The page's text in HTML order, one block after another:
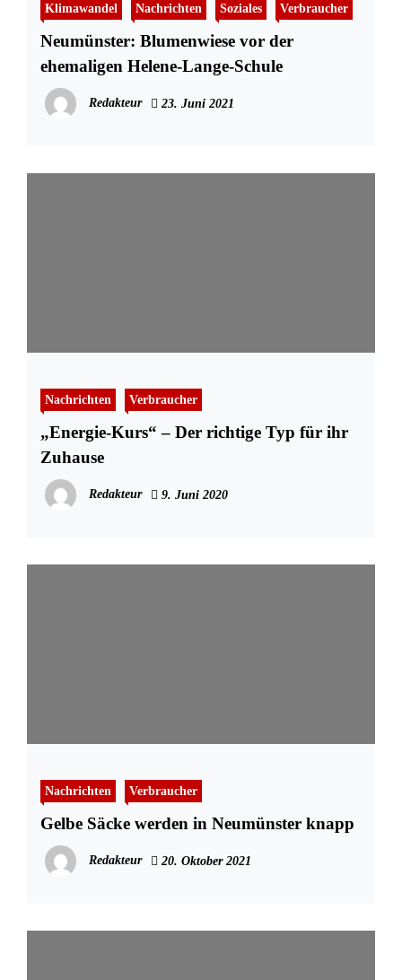
Klimawandel Nachrichten Soziales Verbraucher
Neumünster: Blumenwiese vor der
ehemaligen Helene-Lange-Schule
Redakteur 23. Juni 2021
Nachrichten Verbraucher
„Energie-Kurs“ – Der richtige Typ für ihr
Zuhause
Redakteur 9. Juni 2020
Nachrichten Verbraucher
Gelbe Säcke werden in Neumünster knapp
Redakteur 20. Oktober 2021